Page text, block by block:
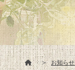
お知ら